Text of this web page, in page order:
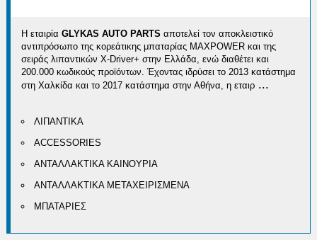
Η εταιρίαGLYKAS AUTO PARTSαποτελεί τον αποκλειστικό
αντιπρόσωπο της κορεάτικης μπαταρίας MAXPOWER και της
σειράς λιπαντικών X-Driver+ στην Ελλάδα, ενώ διαθέτει και
200.000 κωδικούς προϊόντων. Έχοντας ιδρύσει το 2013 κατάστημα
στη Χαλκίδα και το 2017 κατάστημα στην Αθήνα, η εταιρ ...
ΛΙΠΑΝΤΙΚΑ
ACCESSORIES
ΑΝΤΑΛΛΑΚΤΙΚΑ ΚΑΙΝΟΥΡΙΑ
ΑΝΤΑΛΛΑΚΤΙΚΑ ΜΕΤΑΧΕΙΡΙΣΜΕΝΑ
ΜΠΑΤΑΡΙΕΣ